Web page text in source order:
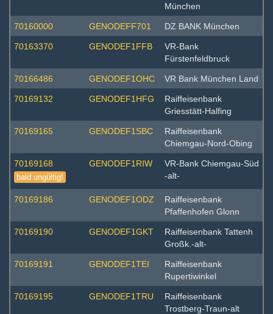
München
70160000 GENODEFF701 DZ BANK München
70163370 GENODEF1FFB
VR-Bank
Fürstenfeldbruck
70166486 GENODEF1OHC VR Bank München Land
70169132 GENODEF1HFG
Raiffeisenbank
Griesstätt-Halfing
70169165 GENODEF1SBC
Raiffeisenbank
Chiemgau-Nord-Obing
70169168
bald ungültig!
GENODEF1RIW
VR-Bank Chiemgau-Süd
-alt-
70169186 GENODEF1ODZ
Raiffeisenbank
Pfaffenhofen Glonn
70169190 GENODEF1GKT
Raiffeisenbank Tattenh
Großk.-alt-
70169191 GENODEF1TEI
Raiffeisenbank
Rupertiwinkel
70169195 GENODEF1TRU
Raiffeisenbank
Trostberg-Traun-alt